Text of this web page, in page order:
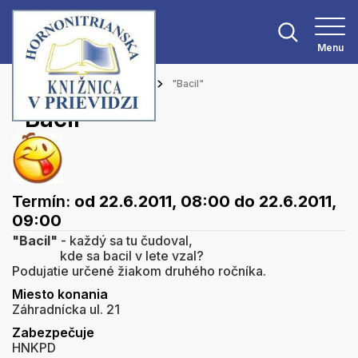
Menu
Hlavná stránka Podujatia "Bacil"
"Bacil"
Termín: od 22.6.2011, 08:00 do 22.6.2011,
09:00
"Bacil" - každý sa tu čudoval,
kde sa bacil v lete vzal?
Podujatie určené žiakom druhého ročníka.
Miesto konania
Záhradnícka ul. 21
Zabezpečuje
HNKPD